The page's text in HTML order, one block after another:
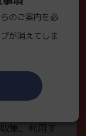
のご案内を必
が消えてしま
集、利用す